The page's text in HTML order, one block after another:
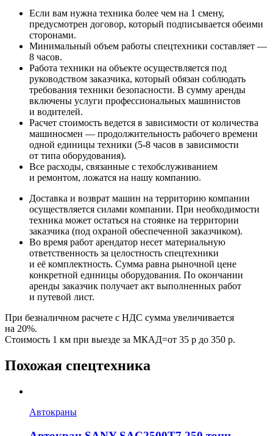
Если вам нужна техника более чем на 1 смену,
предусмотрен договор, который подписывается обеими
сторонами.
Минимальный объем работы спецтехники составляет —
8 часов.
Работа техники на объекте осуществляется под
руководством заказчика, который обязан соблюдать
требования техники безопасности. В сумму аренды
включены услуги профессиональных машинистов
и водителей.
Расчет стоимость ведется в зависимости от количества
машиносмен — продолжительность рабочего времени
одной единицы техники (5-8 часов в зависимости
от типа оборудования).
Все расходы, связанные с техобслуживанием
и ремонтом, ложатся на нашу компанию.
Доставка и возврат машин на территорию компании
осуществляется силами компании. При необходимости
техника может остаться на стоянке на территории
заказчика (под охраной обеспеченной заказчиком).
Во время работ арендатор несет материальную
ответственность за целостность спецтехники
и её комплектность. Сумма равна рыночной цене
конкретной единицы оборудования. По окончании
аренды заказчик получает акт выполненных работ
и путевой лист.
При безналичном расчете с НДС сумма увеличивается
на 20%.
Стоимость 1 км при выезде за МКАД=от 35 р до 350 р.
Похожая спецтехника
Автокраны